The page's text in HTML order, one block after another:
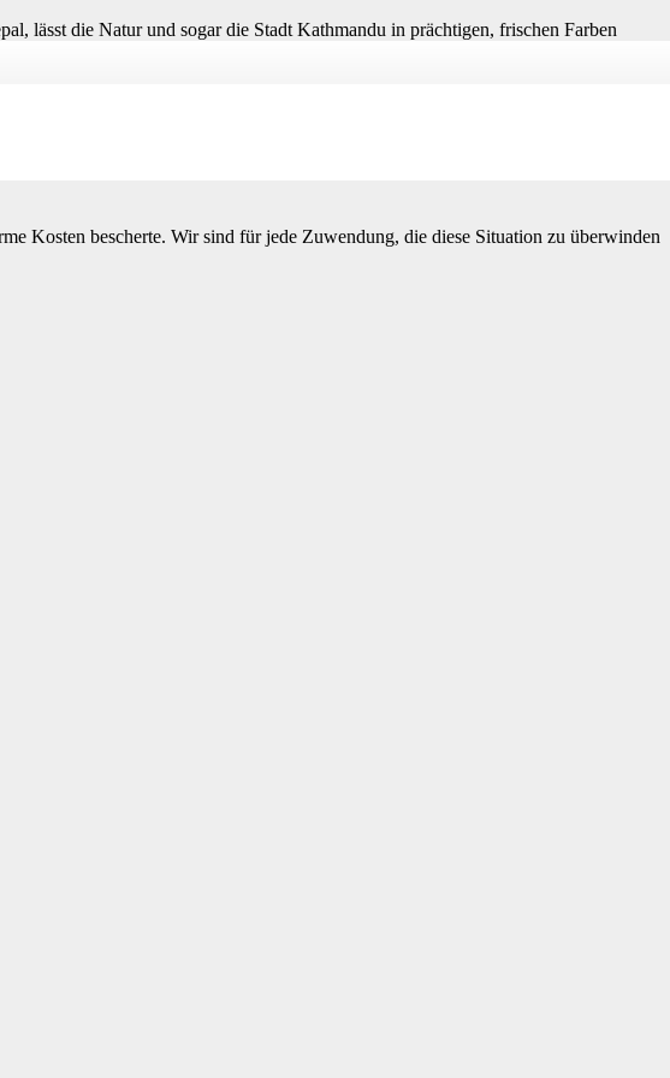
lässt die Natur und sogar die Stadt Kathmandu in prächtigen, frischen Farben
zwei Jahre nach Einzug der Kinder gut etabliert.
Kosten bescherte. Wir sind für jede Zuwendung, die diese Situation zu überwinden